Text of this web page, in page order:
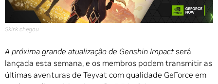
Skirk chegou.
A próxima grande atualização de Genshin Impactserá
lançada esta semana, e os membros podem transmitir as
últimas aventuras de Teyvat com qualidade GeForce em